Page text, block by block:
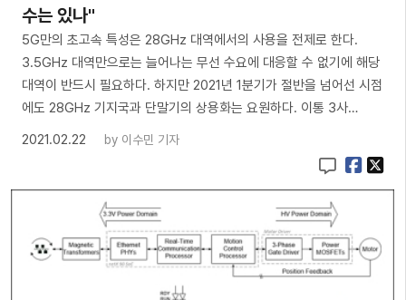
수는 있나"
5G만의 초고속 특성은 28GHz 대역에서의 사용을 전제로 한다.
3.5GHz 대역만으로는 늘어나는 무선 수요에 대응할 수 없기에 해당
대역이 반드시 필요하다. 하지만 2021년 1분기가 절반을 넘어선 시점
에도 28GHz 기지국과 단말기의 상용화는 요원하다. 이통 3사…
2021.02.22
by 이수민 기자